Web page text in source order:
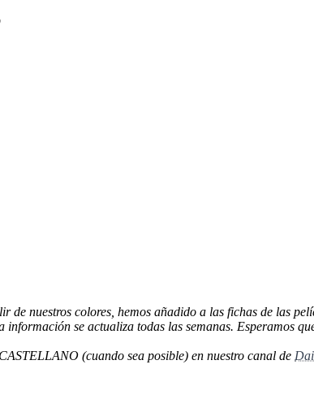
nuestros colores, hemos añadido a las fichas de las
se actualiza todas las semanas. Esperamos
(cuando sea posible) en nuestro canal de